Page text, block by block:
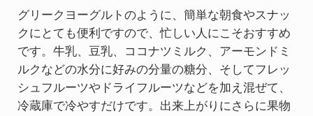
グリークヨーグルトのように、簡単な朝食やスナッ
クにとても便利ですので、忙しい人にこそおすすめ
です。牛乳、豆乳、ココナツミルク、アーモンドミ
ルクなどの水分に好みの分量の糖分、そしてフレッ
シュフルーツやドライフルーツなどを加え混ぜて、
冷蔵庫で冷やすだけです。出来上がりにさらに果物